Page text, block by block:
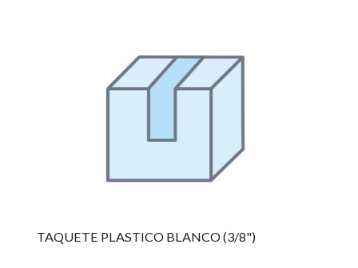
TAQUETE PLASTICO BLANCO (3/8")